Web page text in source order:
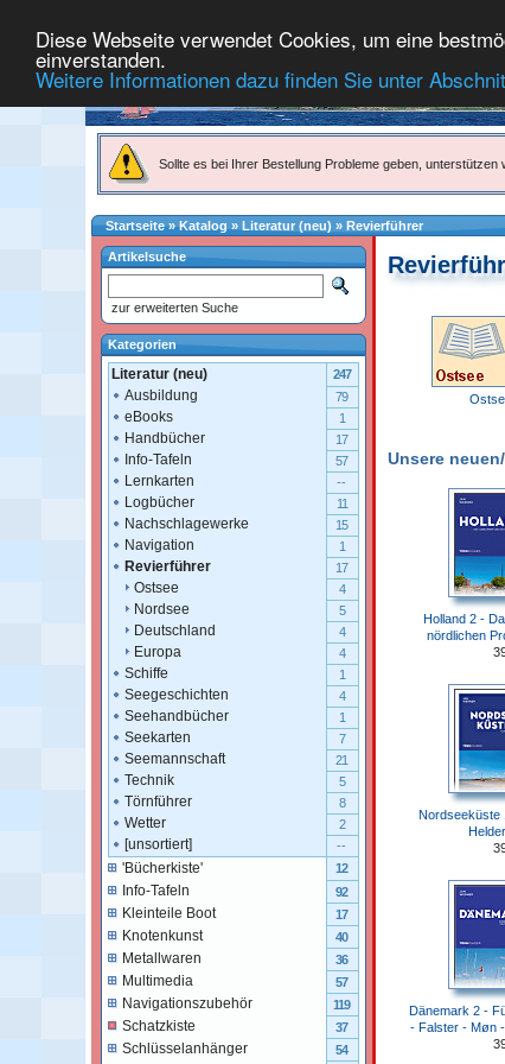
Diese Webseite verwendet Cookies, um eine
einverstanden.
Weitere Informationen dazu finden Sie unter
Sollte es bei Ihrer Bestellung Probleme geben, unterstützen
Startseite»Katalog » Literatur (neu) » Revierführer
Unsere
Holland 2 -
nördlichen
Nordseeküste
Dänemark 2 -
- Falster - Møn
Artikelsuche
zur erweiterten Suche
Kategorien
Literatur (neu) 247
Ausbildung 79
eBooks 1
Handbücher 17
Info-Tafeln 57
Lernkarten --
Logbücher 11
Nachschlagewerke 15
Navigation 1
Revierführer 17
Ostsee 4
Nordsee 5
Deutschland 4
Europa 4
Schiffe 1
Seegeschichten 4
Seehandbücher 1
Seekarten 7
Seemannschaft 21
Technik 5
Törnführer 8
Wetter 2
[unsortiert] --
'Bücherkiste' 12
Info-Tafeln 92
Kleinteile Boot 17
Knotenkunst 40
Metallwaren 36
Multimedia 57
Navigationszubehör 119
Schatzkiste 37
Schlüsselanhänger 54